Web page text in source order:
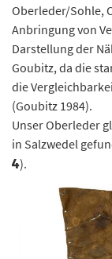
Oberleder/Sohle,
Anbringung von
Darstellung der
Goubitz, da die
die
(Goubitz 1984).
Unser Oberleder
in Salzwedel
4).